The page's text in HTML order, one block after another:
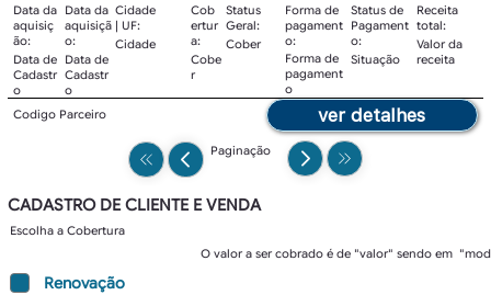
Codigo Parceiro ver detalhes
Data da
aquisiç
ão:
Data de
Cadastr
o
Data da
aquisiçã
o:
Data de
Cadastr
o
Cidade
| UF:
Cidade
Cob
ertur
a:
Cobe
r
Status
Geral:
Cober
Forma de
pagament
o:
Forma de
pagament
o
Status de
Pagament
o:
Situação
Receita
total:
Valor da
receita
Paginação
CADASTRO DE CLIENTE E VENDA
Escolha a Cobertura
Renovação
O valor a ser cobrado é de "valor" sendo em